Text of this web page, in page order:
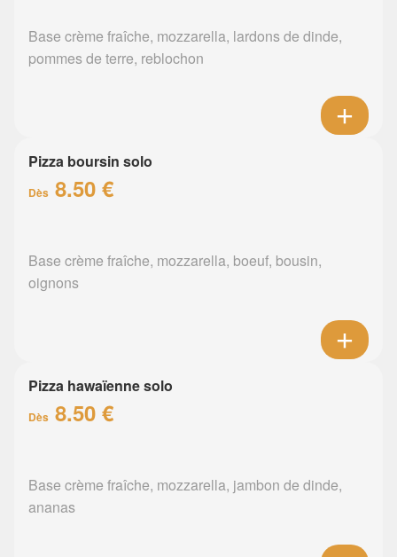
Base crème fraîche, mozzarella, lardons de dinde,
pommes de terre, reblochon
Pizza boursin solo
Dès 8.50 €
Base crème fraîche, mozzarella, boeuf, bousin,
oignons
Pizza hawaïenne solo
Dès 8.50 €
Base crème fraîche, mozzarella, jambon de dinde,
ananas